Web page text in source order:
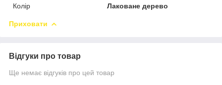
Колір
Лаковане дерево
Приховати
Відгуки про товар
Ще немає відгуків про цей товар